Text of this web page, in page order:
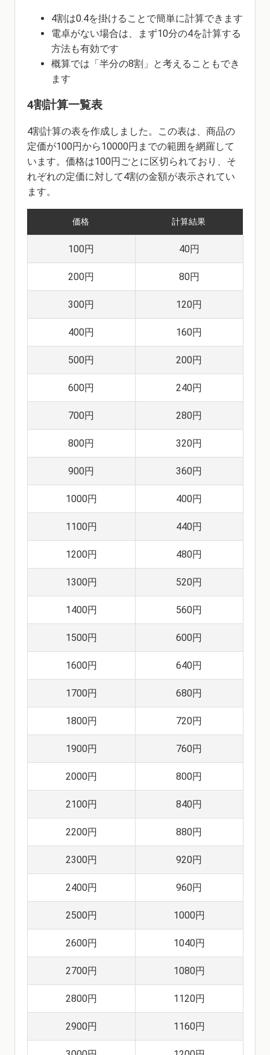
4割は0.4を掛けることで簡単に計算できます
電卓がない場合は、まず10分の4を計算する
方法も有効です
概算では「半分の8割」と考えることもでき
ます
4割計算一覧表
4割計算の表を作成しました。この表は、商品の
定価が100円から10000円までの範囲を網羅して
います。価格は100円ごとに区切られており、そ
れぞれの定価に対して4割の金額が表示されてい
ます。
価格 計算結果
100円 40円
200円 80円
300円 120円
400円 160円
500円 200円
600円 240円
700円 280円
800円 320円
900円 360円
1000円 400円
1100円 440円
1200円 480円
1300円 520円
1400円 560円
1500円 600円
1600円 640円
1700円 680円
1800円 720円
1900円 760円
2000円 800円
2100円 840円
2200円 880円
2300円 920円
2400円 960円
2500円 1000円
2600円 1040円
2700円 1080円
2800円 1120円
2900円 1160円